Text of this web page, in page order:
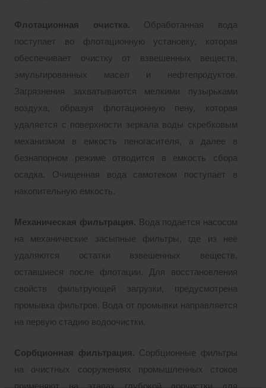
Флотационная очистка. Обработанная вода
поступает во флотационную установку, которая
обеспечивает очистку от взвешенных веществ,
эмульгированных масел и нефтепродуктов.
Загрязнения захватываются мелкими пузырьками
воздуха, образуя флотационную пену, которая
удаляется с поверхности зеркала воды скребковым
механизмом в емкость пеногасителя, а далее в
безнапорном режиме отводится в емкость сбора
осадка. Очищенная вода самотеком поступает в
накопительную емкость.
Механическая фильтрация. Вода подается насосом
на механические засыпные фильтры, где из неё
удаляются остатки взвешенных веществ,
оставшиеся после флотации. Для восстановления
свойств фильтрующей загрузки, предусмотрена
промывка фильтров. Вода от промывки направляется
на первую стадию водоочистки.
Сорбционная фильтрация. Сорбционные фильтры
на очистных сооружениях промышленных стоков